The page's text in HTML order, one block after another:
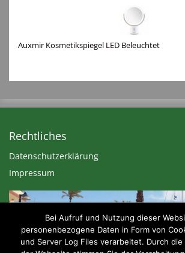
Auxmir Kosmetikspiegel LED Beleuchtet
Rechtliches
Datenschutzerklärung
Impressum
Bei Aufruf und Nutzung dieser
personenbezogene Daten in Form von
und Server Log Files verarbeitet. Durch